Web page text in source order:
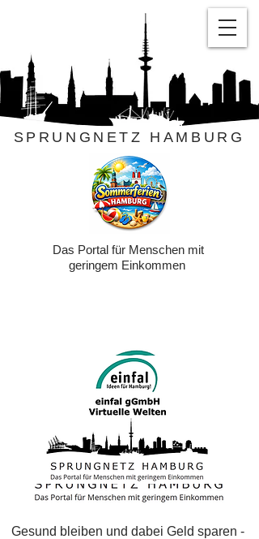
SPRUNGNETZ HAMBURG
Das Portal für Menschen mit
geringem Einkommen
Gesund bleiben und dabei Geld sparen -